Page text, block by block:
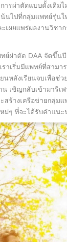
ารผ่าตัดแบบดั้งเดิมไ
นไปที่กลุ่มแพทย์รุ่นใ
เผยแพร่ผลงานวิชา
ย์ผ่าตัด DAA จัดขึ้นปี
าเริ่มมีแพทย์ที่สามา
นหลังเรียนจบเพื่อช่ว
น เชิญกลับเข้ามารีเ
สร้างเครือข่ายกลุ่มแ
ม่ๆ ที่จะได้รับคำแนะ